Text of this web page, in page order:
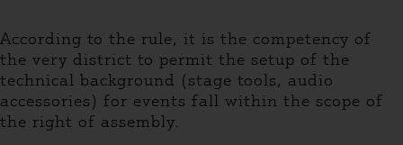
According to the rule, it is the competency of
the very district to permit the setup of the
technical background (stage tools, audio
accessories) for events fall within the scope of
the right of assembly.